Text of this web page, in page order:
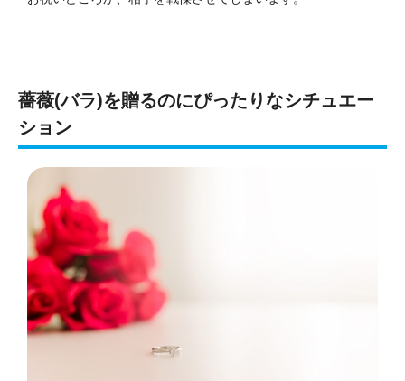
薔薇(バラ)を贈るのにぴったりなシチュエー
ション